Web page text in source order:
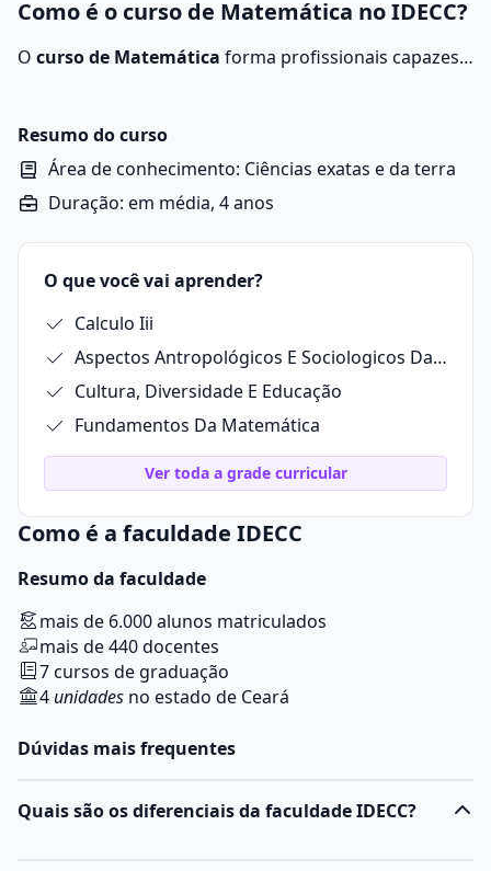
Como é o curso de Matemática no IDECC?
O curso de Matemática forma profissionais capazes
Resumo do curso
Área de conhecimento: Ciências exatas e da terra
Duração: em média, 4 anos
O que você vai aprender?
Calculo Iii
Aspectos Antropológicos E Sociologicos Da Educação
Cultura, Diversidade E Educação
Fundamentos Da Matemática
Ver toda a grade curricular
Como é a faculdade IDECC
Resumo da faculdade
mais de 6.000 alunos matriculados
mais de 440 docentes
7 cursos de graduação
4unidades no estado de Ceará
Dúvidas mais frequentes
Quais são os diferenciais da faculdade IDECC?